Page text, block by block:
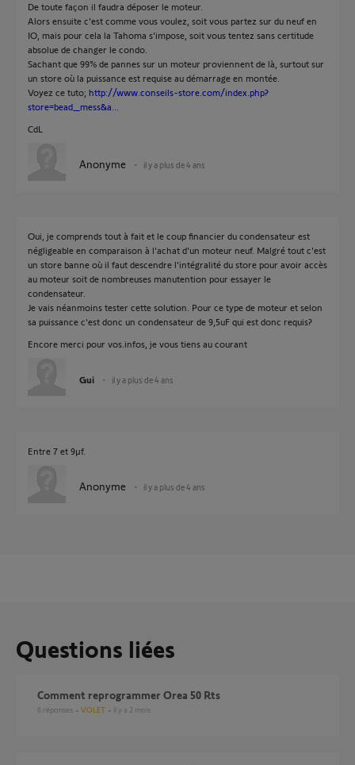
De toute façon il faudra déposer le moteur.
Alors ensuite c'est comme vous voulez, soit vous partez sur du neuf en
IO, mais pour cela la Tahoma s'impose, soit vous tentez sans certitude
absolue de changer le condo.
Sachant que 99% de pannes sur un moteur proviennent de là, surtout sur
un store où la puissance est requise au démarrage en montée.
Voyez ce tuto; http://www.conseils-store.com/index.php?
store=bead_mess&a...
CdL
Anonyme il y a plus de 4 ans
Oui, je comprends tout à fait et le coup financier du condensateur est
négligeable en comparaison à l'achat d'un moteur neuf. Malgré tout c'est
un store banne où il faut descendre l'intégralité du store pour avoir accès
au moteur soit de nombreuses manutention pour essayer le
condensateur.
Je vais néanmoins tester cette solution. Pour ce type de moteur et selon
sa puissance c'est donc un condensateur de 9,5uF qui est donc requis?
Encore merci pour vos.infos, je vous tiens au courant
Gui il y a plus de 4 ans
Entre 7 et 9µf.
Anonyme il y a plus de 4 ans
Questions liées
comment reprogrammer Orea 50 Rts
6 réponses VOLET il y a 2 mois